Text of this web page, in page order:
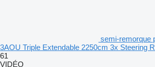
semi-remorque
3AOU Triple Extendable 2250cm 3x Steering
61
VIDÉO